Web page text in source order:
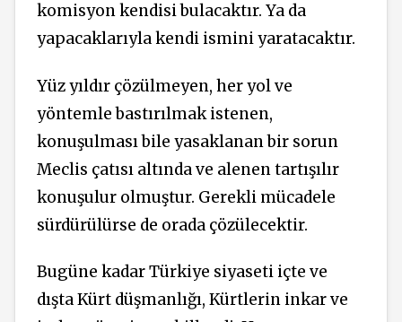
komisyon kendisi bulacaktır. Ya da
yapacaklarıyla kendi ismini yaratacaktır.
Yüz yıldır çözülmeyen, her yol ve
yöntemle bastırılmak istenen,
konuşulması bile yasaklanan bir sorun
Meclis çatısı altında ve alenen tartışılır
konuşulur olmuştur. Gerekli mücadele
sürdürülürse de orada çözülecektir.
Bugüne kadar Türkiye siyaseti içte ve
dışta Kürt düşmanlığı, Kürtlerin inkar ve